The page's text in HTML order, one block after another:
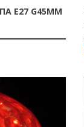
E27 G45ММ